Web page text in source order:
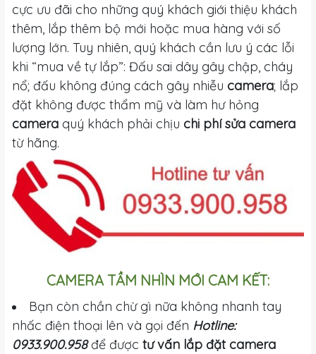
cực ưu đãi cho những quý khách giới thiệu khách
thêm, lắp thêm bộ mới hoặc mua hàng với số
lượng lớn. Tuy nhiên, quý khách cần lưu ý các lỗi
khi “mua về tự lắp”: Đấu sai dây gây chập, cháy
nổ; đấu không đúng cách gây nhiễu camera; lắp
đặt không được thẩm mỹ và làm hư hỏng
camera quý khách phải chịu chi phí sửa camera
từ hãng.
CAMERA TẦM NHÌN MỚI CAM KẾT:
Bạn còn chần chừ gì nữa không nhanh tay
nhấc điện thoại lên và gọi đến Hotline:
0933.900.958để được tư vấn lắp đặt camera